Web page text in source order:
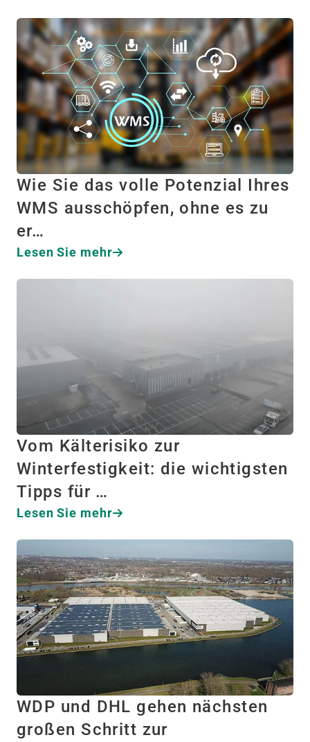
Wie Sie das volle Potenzial Ihres
WMS ausschöpfen, ohne es zu
er…
Lesen Sie mehr
Vom Kälterisiko zur
Winterfestigkeit: die wichtigsten
Tipps für …
Lesen Sie mehr
WDP und DHL gehen nächsten
großen Schritt zur